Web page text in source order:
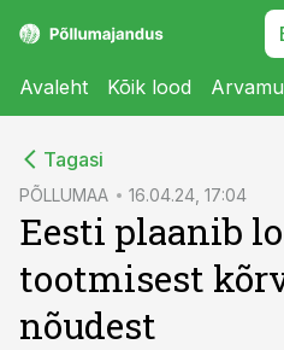
Avaleht Kõik lood
Tagasi
PÕLLUMAA 16.04.24, 17:04
Eesti plaanib
tootmisest
nõudest